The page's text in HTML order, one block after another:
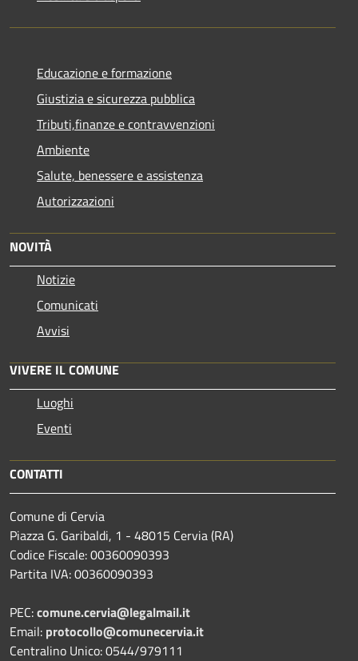
Educazione e formazione
Giustizia e sicurezza pubblica
Tributi,finanze e contravvenzioni
Ambiente
Salute, benessere e assistenza
Autorizzazioni
NOVITÀ
Notizie
Comunicati
Avvisi
VIVERE IL COMUNE
Luoghi
Eventi
CONTATTI
Comune di Cervia
Piazza G. Garibaldi, 1 - 48015 Cervia (RA)
Codice Fiscale: 00360090393
Partita IVA: 00360090393
PEC:comune.cervia@legalmail.it
Email: protocollo@comunecervia.it
Centralino Unico: 0544/979111